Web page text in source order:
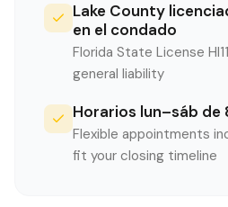
Lake County
en el condado
Florida State License
general liability
Horarios lun–sáb de
Flexible appointments
fit your closing timeline